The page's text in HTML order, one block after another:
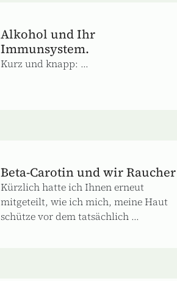
Alkohol und Ihr
Immunsystem.
Kurz und knapp: ...
Beta-Carotin und wir Raucher
Kürzlich hatte ich Ihnen erneut
mitgeteilt, wie ich mich, meine Haut
schütze vor dem tatsächlich ...